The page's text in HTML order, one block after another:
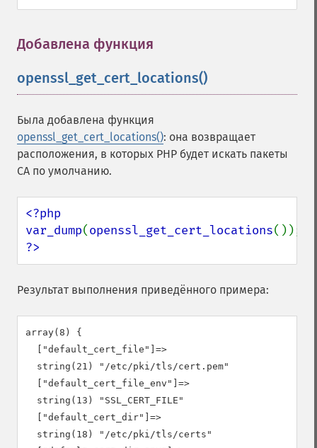
Добавлена функция
openssl_get_cert_locations()
Была добавлена функция
openssl_get_cert_locations(): она возвращает
расположения, в которых PHP будет искать пакеты
CA по умолчанию.
<?php
var_dump(openssl_get_cert_locations
?>
Результат выполнения приведённого примера:
array(8) {
  ["default_cert_file"]=>
  string(21) "/etc/pki/tls/cert.pem"
  ["default_cert_file_env"]=>
  string(13) "SSL_CERT_FILE"
  ["default_cert_dir"]=>
  string(18) "/etc/pki/tls/certs"